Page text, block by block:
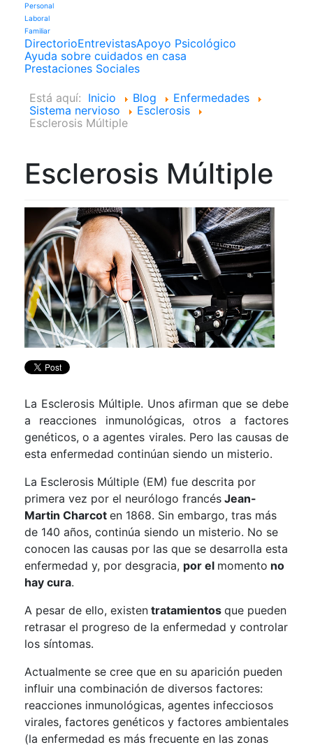
Personal
Laboral
Familiar
DirectorioEntrevistasApoyo Psicológico
Ayuda sobre cuidados en casa
Prestaciones Sociales
Está aquí: Inicio Blog
Enfermedades
Sistema nervioso
Esclerosis
Esclerosis Múltiple
Esclerosis Múltiple
La Esclerosis Múltiple. Unos afirman que se debe
a reacciones inmunológicas, otros a factores
genéticos, o a agentes virales. Pero las causas de
esta enfermedad continúan siendo un misterio.
La Esclerosis Múltiple (EM) fue descrita por
primera vez por el neurólogo francés Jean-
Martin Charcot en 1868. Sin embargo, tras más
de 140 años, continúa siendo un misterio. No se
conocen las causas por las que se desarrolla esta
enfermedad y, por desgracia, por el momento no
hay cura.
A pesar de ello, existen tratamientos que pueden
retrasar el progreso de la enfermedad y controlar
los síntomas.
Actualmente se cree que en su aparición pueden
influir una combinación de diversos factores:
reacciones inmunológicas, agentes infecciosos
virales, factores genéticos y factores ambientales
(la enfermedad es más frecuente en las zonas